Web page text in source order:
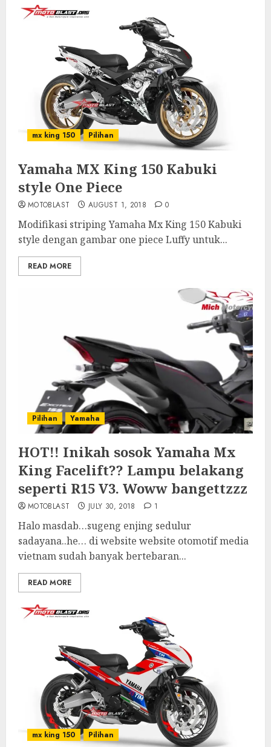
mx king 150 Pilihan
Yamaha MX King 150 Kabuki
style One Piece
MOTOBLAST AUGUST 1, 2018 0
Modifikasi striping Yamaha Mx King 150 Kabuki
style dengan gambar one piece Luffy untuk...
READ MORE
Pilihan Yamaha
HOT!! Inikah sosok Yamaha Mx
King Facelift?? Lampu belakang
seperti R15 V3. Woww bangettzzz
MOTOBLAST JULY 30, 2018 1
Halo masdab…sugeng enjing sedulur
sadayana..he… di website website otomotif media
vietnam sudah banyak bertebaran...
READ MORE
mx king 150 Pilihan